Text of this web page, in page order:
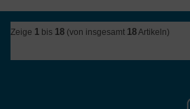
Zeige 1 bis 18 (von insgesamt 18Artikeln)